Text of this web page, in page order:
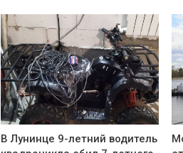
В Лунинце 9-летний водитель